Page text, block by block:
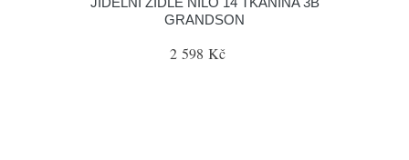
GRANDSON
2 598 Kč